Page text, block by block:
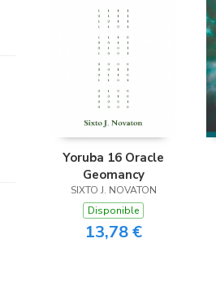
Yoruba 16 Oracle
Geomancy
SIXTO J. NOVATON
Disponible
13,78 €